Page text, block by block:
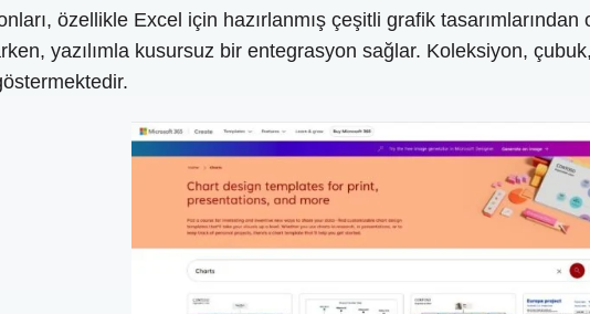
özellikle Excel için hazırlanmış çeşitli grafik
yazılımla kusursuz bir entegrasyon sağlar. Koleksiyon,